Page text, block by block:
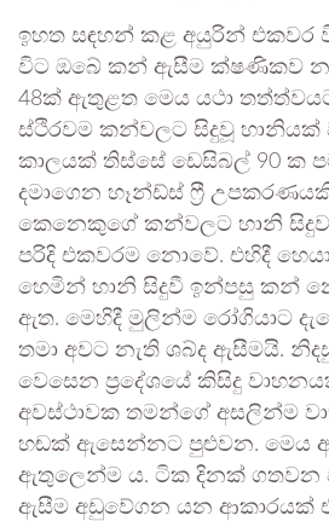
ඉහත සඳහන් කළ අයුරින් එකවර
විට ඔබේ කන් ඇසීම ක්ෂණිකව
48ක් ඇතුළත මෙය යථා
ස්ථිරවම කන්වලට සිදුවූ හානියක්
කාලයක් තිස්සේ ඩෙසිබල් 90 ක
දමාගෙන හෑන්ඩ්ස් ෆ්‍රී
කෙනෙකුගේ කන්වලට හානි
පරිදි එකවරම නොවේ. එහිදී
හෙමින් හානි සිදුවී ඉන්පසු කන්
ඇත. මෙහිදී මුලින්ම රෝගියාට
තමා අවට නැති ශබ්ද ඇසීමයි.
වෙසෙන ප්‍රදේශයේ කිසිදු
අවස්ථාවක තමන්ගේ අසලින්ම
හඬක් ඇසෙන්නට පුළුවන. මෙය
ඇතුලෙන්ම ය. ටික දිනක් ගතවන
ඇසීම අඩුවේගන යන ආකාරයක්